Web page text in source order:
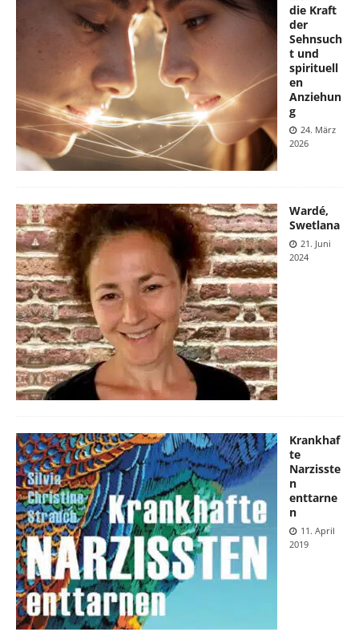
die Kraft
der
Sehnsuch
t und
spirituell
en
Anziehun
g
24. März
2026
Wardé,
Swetlana
21. Juni
2024
Krankhaf
te
Narzisste
n
enttarne
n
11. April
2019